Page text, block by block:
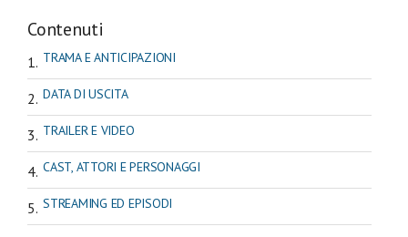
Contenuti
TRAMA E ANTICIPAZIONI
DATA DI USCITA
TRAILER E VIDEO
CAST, ATTORI E PERSONAGGI
STREAMING ED EPISODI